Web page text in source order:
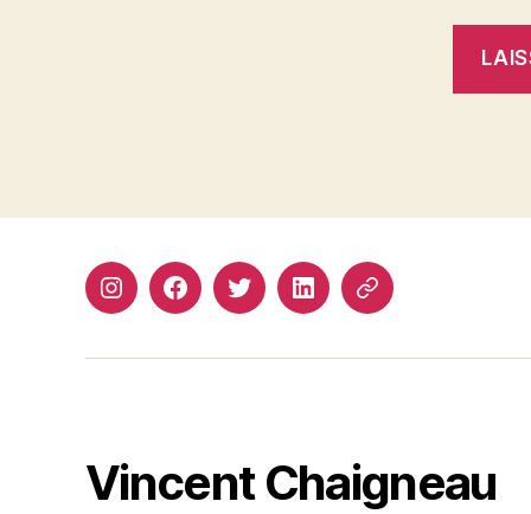
InstagramFacebookTwitterLinkedinSite
Vincent Chaigneau